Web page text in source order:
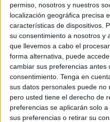
permiso, nosotros y nuestros
localización geográfica precisa
características de dispositivos.
su consentimiento a nosotros y
que llevemos a cabo el
forma alternativa, puede
cambiar sus preferencias antes
consentimiento. Tenga en
sus datos personales puede no
pero usted tiene el derecho de
preferencias se aplicarán solo
sus preferencias o retirar su
La Generalitat
centres de
La Generalitat prepara un
submarinisme amb l'objectiu
normativa en substituirà una
ha ...